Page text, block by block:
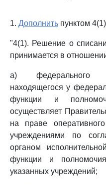
1. Дополнить пунктом
"4(1). Решение о
принимается в
а) федерального
находящегося у
функции и
осуществляет
на праве
учреждениями по
органом
функции и
указанных учреждений;